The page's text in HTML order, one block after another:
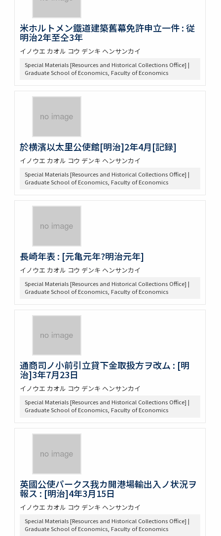
米ホルトメン鐵道建築舊幕免許申立一件 : 従
明治2年至仝3年
イノウエ カオル コウ デンキ ヘンサンカイ
Special Materials [Resources and Historical Collections Office] |
Graduate School of Economics, Faculty of Economics
於横濱以太里公使館[明治]2年4月[記録]
イノウエ カオル コウ デンキ ヘンサンカイ
Special Materials [Resources and Historical Collections Office] |
Graduate School of Economics, Faculty of Economics
長崎年表 : [元亀元年?明治元年]
イノウエ カオル コウ デンキ ヘンサンカイ
Special Materials [Resources and Historical Collections Office] |
Graduate School of Economics, Faculty of Economics
通商司ノ小前引立貸下金取扱方ヲ改ム : [明
治]3年7月23日
イノウエ カオル コウ デンキ ヘンサンカイ
Special Materials [Resources and Historical Collections Office] |
Graduate School of Economics, Faculty of Economics
英國公使パークス我カ開港場輸出入ノ状況ヲ
報ス : [明治]4年3月15日
イノウエ カオル コウ デンキ ヘンサンカイ
Special Materials [Resources and Historical Collections Office] |
Graduate School of Economics, Faculty of Economics